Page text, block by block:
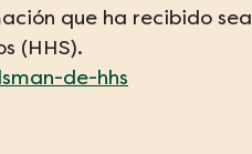
que ha recibido sea
(HHS).
de-hhs